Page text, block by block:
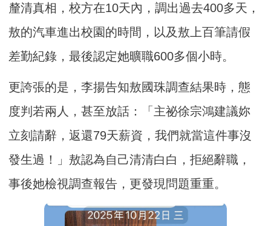
釐清真相，校方在10天內，調出過去400多天，
敖的汽車進出校園的時間，以及敖上百筆請假
差勤紀錄，最後認定她曠職600多個小時。
更誇張的是，李揚告知敖國珠調查結果時，態
度判若兩人，甚至放話：「主祕徐宗鴻建議妳
立刻請辭，返還79天薪資，我們就當這件事沒
發生過！」敖認為自己清清白白，拒絕辭職，
事後她檢視調查報告，更發現問題重重。